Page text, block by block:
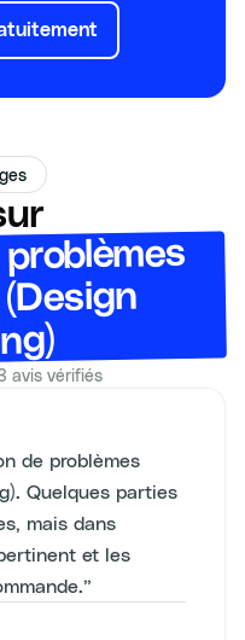
avis vérifiés
de problèmes
Quelques parties
mais dans
et les
”